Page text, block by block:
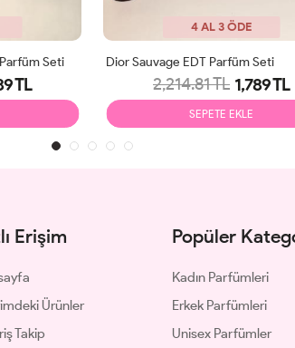
Seti
TL
4 AL 3 ÖDE
Dior Sauvage EDT Parfüm Seti
2,214.81 TL 1,789 TL
SEPETE EKLE
Erişim
Ürünler
Takip
Popüler
Kadın Parfümleri
Erkek Parfümleri
Unisex Parfümler